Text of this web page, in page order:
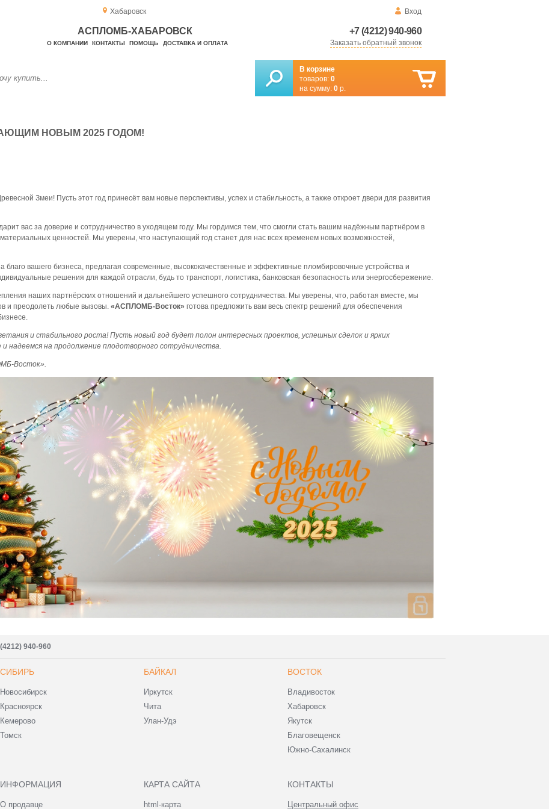
Хабаровск Вход
+7 (4212) 940-960
Заказать обратный звонок
АСПЛОМБ-ХАБАРОВСК
О КОМПАНИИ КОНТАКТЫ ПОМОЩЬ ДОСТАВКА И ОПЛАТА
В корзине
товаров: 0
на сумму: 0 р.
НОВЫМ 2025 ГОДОМ!
Змеи! Пусть этот год принесёт вам новые перспективы, успех и стабильность, а также откроет двери для развития
вас за доверие и сотрудничество в уходящем году. Мы гордимся тем, что смогли стать вашим надёжным партнёром в
ценностей. Мы уверены, что наступающий год станет для нас всех временем новых возможностей,
благо вашего бизнеса, предлагая современные, высококачественные и эффективные пломбировочные устройства и
решения для каждой отрасли, будь то транспорт, логистика, банковская безопасность или энергосбережение.
наших партнёрских отношений и дальнейшего успешного сотрудничества. Мы уверены, что, работая вместе, мы
и преодолеть любые вызовы. «АСПЛОМБ-Восток» готова предложить вам весь спектр решений для обеспечения
и стабильного роста! Пусть новый год будет полон интересных проектов, успешных сделок и ярких
надеемся на продолжение плодотворного сотрудничества.
Восток».
940-960
СИБИРЬ
Новосибирск
Красноярск
Кемерово
Томск
БАЙКАЛ
Иркутск
Чита
Улан-Удэ
ВОСТОК
Владивосток
Хабаровск
Якутск
Благовещенск
Южно-Сахалинск
ИНФОРМАЦИЯ
О продавце
КАРТА САЙТА
html-карта
КОНТАКТЫ
Центральный офис